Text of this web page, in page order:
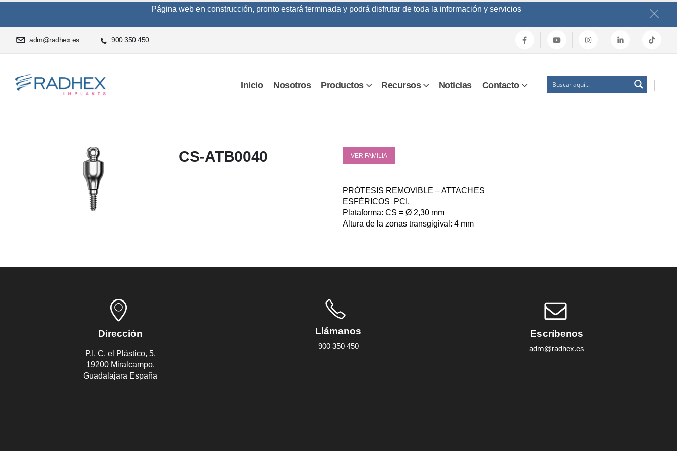
Página web en construcción, pronto estará terminada y podrá disfrutar de toda la información y servicios
adm@radhex.es 900 350 450
Inicio Nosotros Productos Recursos Noticias Contacto
CS-ATB0040 VER FAMILIA
PRÓTESIS REMOVIBLE – ATTACHES
ESFÉRICOS PCI.
Plataforma: CS = Ø 2,30 mm
Altura de la zonas transgigival: 4 mm
Dirección
P.I, C. el Plástico, 5,
19200 Miralcampo,
Guadalajara España
Llámanos
900 350 450
Escríbenos
adm@radhex.es